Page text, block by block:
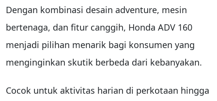
Dengan kombinasi desain adventure, mesin
bertenaga, dan fitur canggih, Honda ADV 160
menjadi pilihan menarik bagi konsumen yang
menginginkan skutik berbeda dari kebanyakan.
Cocok untuk aktivitas harian di perkotaan hingga